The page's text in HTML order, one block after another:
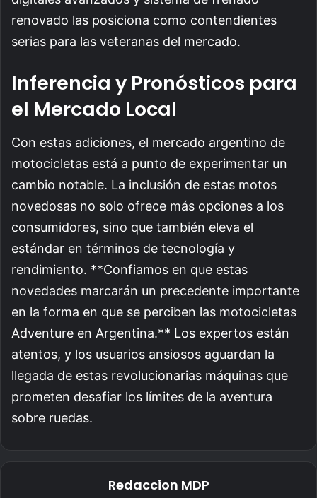
renovado las posiciona como contendientes
serias para las veteranas del mercado.
Inferencia y Pronósticos para
el Mercado Local
Con estas adiciones, el mercado argentino de
motocicletas está a punto de experimentar un
cambio notable. La inclusión de estas motos
novedosas no solo ofrece más opciones a los
consumidores, sino que también eleva el
estándar en términos de tecnología y
rendimiento. **Confiamos en que estas
novedades marcarán un precedente importante
en la forma en que se perciben las motocicletas
Adventure en Argentina.** Los expertos están
atentos, y los usuarios ansiosos aguardan la
llegada de estas revolucionarias máquinas que
prometen desafiar los límites de la aventura
sobre ruedas.
Redaccion MDP